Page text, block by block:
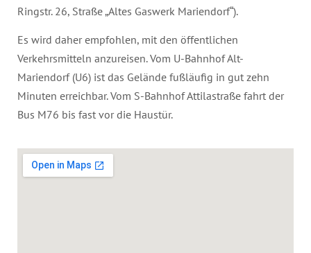
Ringstr. 26, Straße „Altes Gaswerk Mariendorf“).
Es wird daher empfohlen, mit den öffentlichen
Verkehrsmitteln anzureisen. Vom U-Bahnhof Alt-
Mariendorf (U6) ist das Gelände fußläufig in gut zehn
Minuten erreichbar. Vom S-Bahnhof Attilastraße fahrt der
Bus M76 bis fast vor die Haustür.